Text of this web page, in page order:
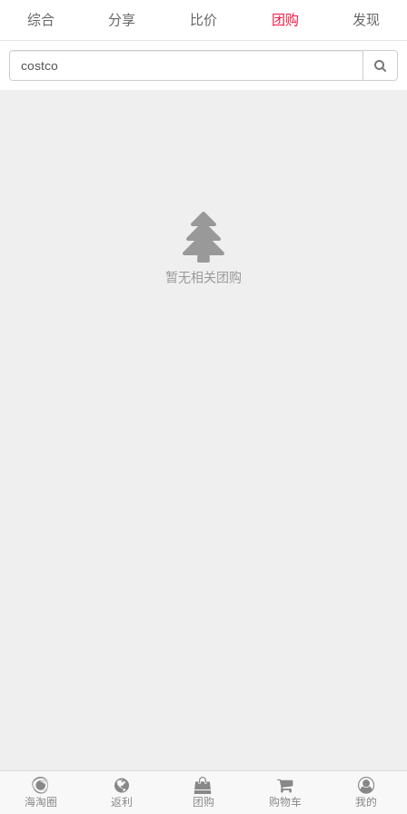
综合 分享 比价 团购 发现
暂无相关团购
海淘圈 返利 团购 购物车 我的